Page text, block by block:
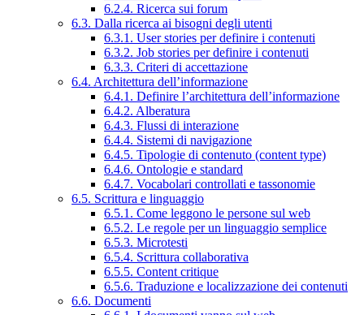
6.2.4. Ricerca sui forum
6.3. Dalla ricerca ai bisogni degli utenti
6.3.1. User stories per definire i contenuti
6.3.2. Job stories per definire i contenuti
6.3.3. Criteri di accettazione
6.4. Architettura dell’informazione
6.4.1. Definire l’architettura dell’informazione
6.4.2. Alberatura
6.4.3. Flussi di interazione
6.4.4. Sistemi di navigazione
6.4.5. Tipologie di contenuto (content type)
6.4.6. Ontologie e standard
6.4.7. Vocabolari controllati e tassonomie
6.5. Scrittura e linguaggio
6.5.1. Come leggono le persone sul web
6.5.2. Le regole per un linguaggio semplice
6.5.3. Microtesti
6.5.4. Scrittura collaborativa
6.5.5. Content critique
6.5.6. Traduzione e localizzazione dei contenuti
6.6. Documenti